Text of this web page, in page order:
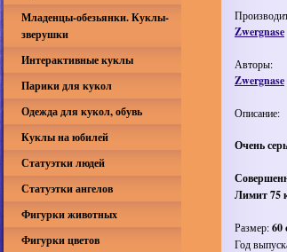
Zwergnase
Авторы:
Zwergnase
Описание:
Очень
Лимит 75
Размер:60
Год
Младенцы-обезьянки. Куклы-
зверушки
Интерактивные куклы
Парики для кукол
Одежда для кукол, обувь
Куклы на юбилей
Статуэтки людей
Статуэтки ангелов
Фигурки животных
Фигурки цветов